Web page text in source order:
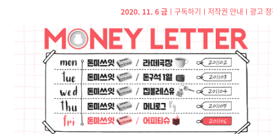
2020. 11. 6 금 ㅣ 구독하기 ㅣ 저작권 안내 ㅣ 광고